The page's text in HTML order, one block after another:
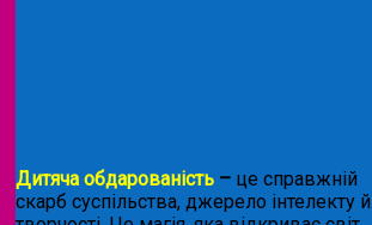
Дитяча обдарованість – це справжній
скарб суспільства, джерело інтелекту й